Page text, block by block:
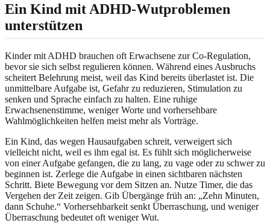
Ein Kind mit ADHD-Wutproblemen
unterstützen
Kinder mit ADHD brauchen oft Erwachsene zur Co-Regulation,
bevor sie sich selbst regulieren können. Während eines Ausbruchs
scheitert Belehrung meist, weil das Kind bereits überlastet ist. Die
unmittelbare Aufgabe ist, Gefahr zu reduzieren, Stimulation zu
senken und Sprache einfach zu halten. Eine ruhige
Erwachsenenstimme, weniger Worte und vorhersehbare
Wahlmöglichkeiten helfen meist mehr als Vorträge.
Ein Kind, das wegen Hausaufgaben schreit, verweigert sich
vielleicht nicht, weil es ihm egal ist. Es fühlt sich möglicherweise
von einer Aufgabe gefangen, die zu lang, zu vage oder zu schwer zu
beginnen ist. Zerlege die Aufgabe in einen sichtbaren nächsten
Schritt. Biete Bewegung vor dem Sitzen an. Nutze Timer, die das
Vergehen der Zeit zeigen. Gib Übergänge früh an: „Zehn Minuten,
dann Schuhe.“ Vorhersehbarkeit senkt Überraschung, und weniger
Überraschung bedeutet oft weniger Wut.